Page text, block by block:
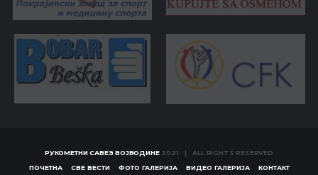
РУКОМЕТНИ САВЕЗ ВОЈВОДИНЕ2021 | ALL RIGHTS RESERVED
ПОЧЕТНА
СВЕ ВЕСТИ ФОТО ГАЛЕРИЈА ВИДЕО ГАЛЕРИЈА КОНТАКТ